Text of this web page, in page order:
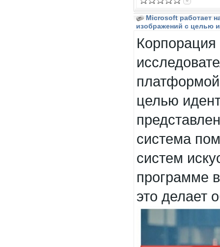
Microsoft работает
изображений с целью
платформой
целью
система
систем
программе
это делает